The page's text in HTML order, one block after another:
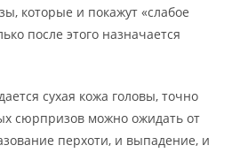
которые и покажут «слабое
после этого назначается
сухая кожа головы, точно
сюрпризов можно ожидать от
перхоти, и выпадение, и